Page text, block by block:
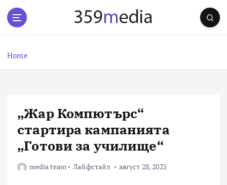
Home
„Жар Компютърс“
стартира кампанията
„Готови за училище“
media team Лайфстайл август 28, 2025